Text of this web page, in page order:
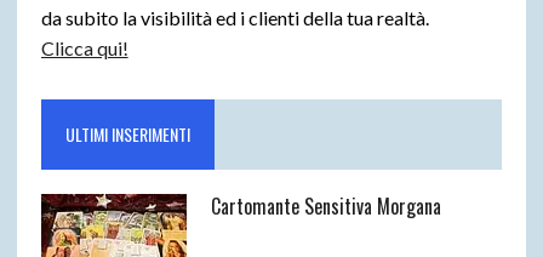
da subito la visibilità ed i clienti della tua realtà.
Clicca qui!
ULTIMI INSERIMENTI
Cartomante Sensitiva Morgana